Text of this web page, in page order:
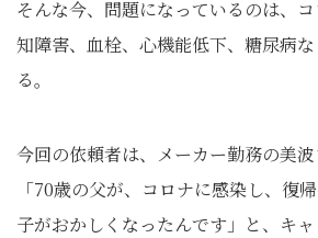
そんな今、問題になっているのは、
知障害、血栓、心機能低下、糖尿病
る。
今回の依頼者は、メーカー勤務の美波
「70歳の父が、コロナに感染し、復
子がおかしくなったんです」と、キ